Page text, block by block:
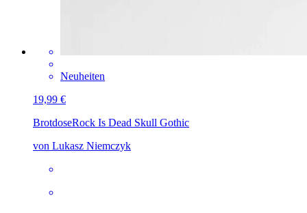
Neuheiten
19,99 €
BrotdoseRock Is Dead Skull Gothic
von Lukasz Niemczyk